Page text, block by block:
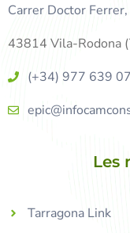
Carrer Doctor
43814 Vila-Rodona
(+34) 977 639
Les
Tarragona Link